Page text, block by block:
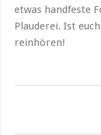
etwas handfeste
Plauderei. Ist
reinhören!